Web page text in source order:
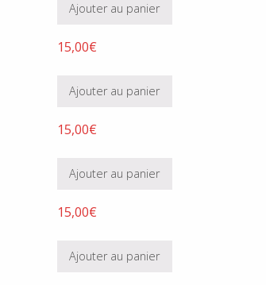
Ajouter au panier
15,00€
Ajouter au panier
15,00€
Ajouter au panier
15,00€
Ajouter au panier